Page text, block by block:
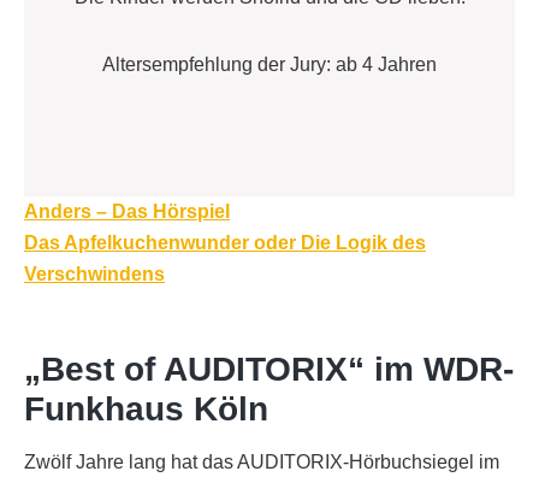
Altersempfehlung der Jury: ab 4 Jahren
Beitragsnavigation
Anders – Das Hörspiel
Das Apfelkuchenwunder oder Die Logik des
Verschwindens
„Best of AUDITORIX“ im WDR-
Funkhaus Köln
Zwölf Jahre lang hat das AUDITORIX-Hörbuchsiegel im